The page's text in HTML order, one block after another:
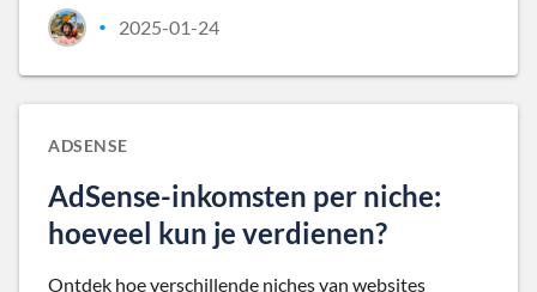
• 2025-01-24
ADSENSE
AdSense-inkomsten per niche:
hoeveel kun je verdienen?
Ontdek hoe verschillende niches van websites